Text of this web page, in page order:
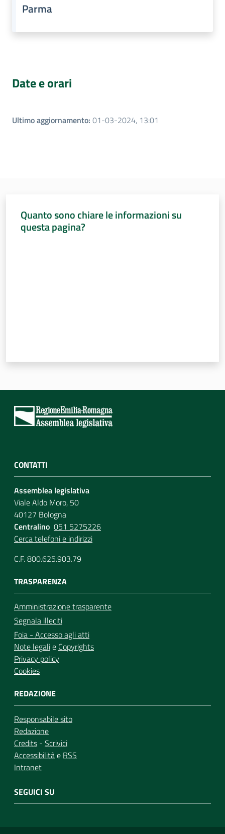
Parma
Date e orari
Ultimo aggiornamento: 01-03-2024, 13:01
Quanto sono chiare le informazioni su
questa pagina?
CONTATTI
Assemblea legislativa
Viale Aldo Moro, 50
40127 Bologna
Centralino 051 5275226
Cerca telefoni e indirizzi
C.F. 800.625.903.79
TRASPARENZA
Amministrazione trasparente
Segnala illeciti
Foia - Accesso agli atti
Note legalie Copyrights
Privacy policy
Cookies
REDAZIONE
Responsabile sito
Redazione
Credits - Scrivici
Accessibilitàe RSS
Intranet
SEGUICI SU